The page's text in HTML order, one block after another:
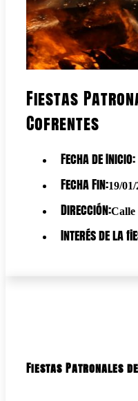
Fiestas
Cofrentes
Fecha de Inicio:
Fecha Fin:19/
Dirección:Calle
Interés de la
Fiestas Patronales